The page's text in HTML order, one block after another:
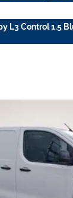
L3 Control 1.5